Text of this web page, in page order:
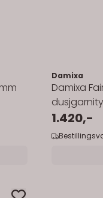
Damixa
Damixa
1.420,-